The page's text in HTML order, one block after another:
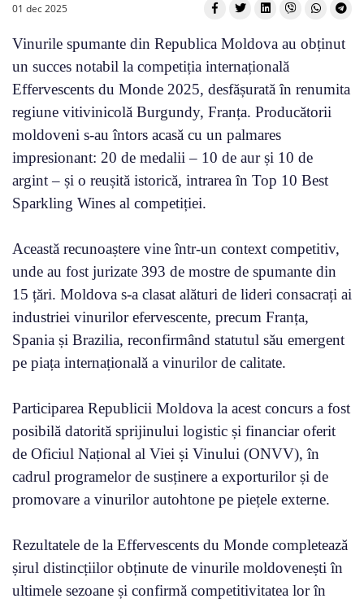
01 dec 2025
Vinurile spumante din Republica Moldova au obținut
un succes notabil la competiția internațională
Effervescents du Monde 2025, desfășurată în renumita
regiune vitivinicolă Burgundy, Franța. Producătorii
moldoveni s-au întors acasă cu un palmares
impresionant: 20 de medalii – 10 de aur și 10 de
argint – și o reușită istorică, intrarea în Top 10 Best
Sparkling Wines al competiției.
Această recunoaștere vine într-un context competitiv,
unde au fost jurizate 393 de mostre de spumante din
15 țări. Moldova s-a clasat alături de lideri consacrați ai
industriei vinurilor efervescente, precum Franța,
Spania și Brazilia, reconfirmând statutul său emergent
pe piața internațională a vinurilor de calitate.
Participarea Republicii Moldova la acest concurs a fost
posibilă datorită sprijinului logistic și financiar oferit
de Oficiul Național al Viei și Vinului (ONVV), în
cadrul programelor de susținere a exporturilor și de
promovare a vinurilor autohtone pe piețele externe.
Rezultatele de la Effervescents du Monde completează
șirul distincțiilor obținute de vinurile moldovenești în
ultimele sezoane și confirmă competitivitatea lor în